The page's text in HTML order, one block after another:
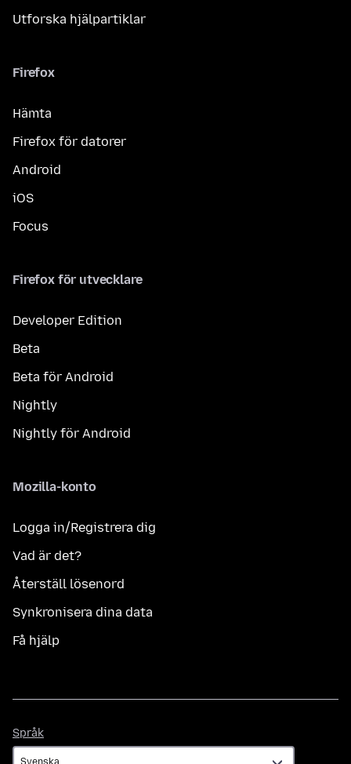
Utforska hjälpartiklar
Firefox
Hämta
Firefox för datorer
Android
iOS
Focus
Firefox för utvecklare
Developer Edition
Beta
Beta för Android
Nightly
Nightly för Android
Mozilla-konto
Logga in/Registrera dig
Vad är det?
Återställ lösenord
Synkronisera dina data
Få hjälp
Språk